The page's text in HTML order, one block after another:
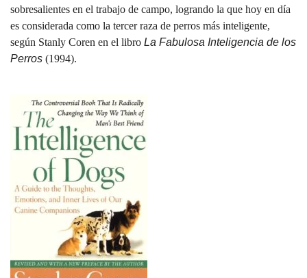
sobresalientes en el trabajo de campo, logrando la que hoy en día
es considerada como la tercer raza de perros más inteligente,
según Stanly Coren en el libro La Fabulosa Inteligencia de los
Perros (1994).